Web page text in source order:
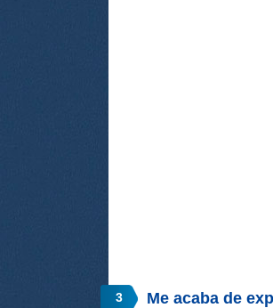
3
Me acaba de